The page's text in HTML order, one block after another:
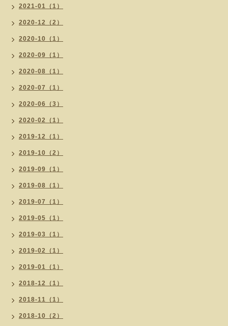
2021-01（1）
2020-12（2）
2020-10（1）
2020-09（1）
2020-08（1）
2020-07（1）
2020-06（3）
2020-02（1）
2019-12（1）
2019-10（2）
2019-09（1）
2019-08（1）
2019-07（1）
2019-05（1）
2019-03（1）
2019-02（1）
2019-01（1）
2018-12（1）
2018-11（1）
2018-10（2）